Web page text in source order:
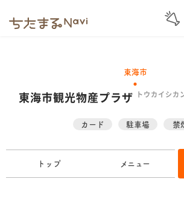
東海市
東海市観光物産プラザ トウカイシカ
カード 駐車場 禁
トップ メニュー